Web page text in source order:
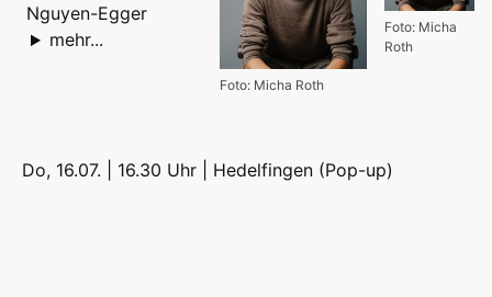
Foto: Micha
Roth
Foto: Micha Roth
Nguyen-Egger
mehr...
Do, 16.07. | 16.30 Uhr | Hedelfingen (Pop-up)